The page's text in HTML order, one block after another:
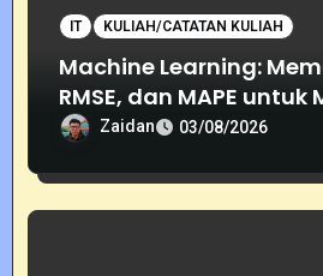
IT KULIAH/CATATAN KULIAH
Machine Learning:
RMSE, dan MAPE untuk
Akurasi Prediksi
Zaidan 03/08/2026